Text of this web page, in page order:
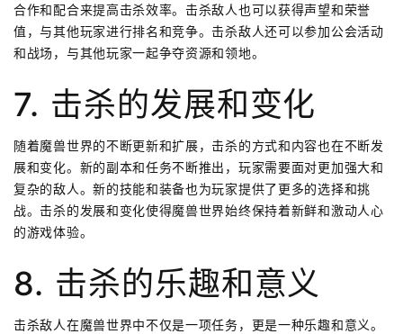
合作和配合来提高击杀效率。击杀敌人也可以获得声望和荣誉
值，与其他玩家进行排名和竞争。击杀敌人还可以参加公会活动
和战场，与其他玩家一起争夺资源和领地。
7. 击杀的发展和变化
随着魔兽世界的不断更新和扩展，击杀的方式和内容也在不断发
展和变化。新的副本和任务不断推出，玩家需要面对更加强大和
复杂的敌人。新的技能和装备也为玩家提供了更多的选择和挑
战。击杀的发展和变化使得魔兽世界始终保持着新鲜和激动人心
的游戏体验。
8. 击杀的乐趣和意义
击杀敌人在魔兽世界中不仅是一项任务，更是一种乐趣和意义。